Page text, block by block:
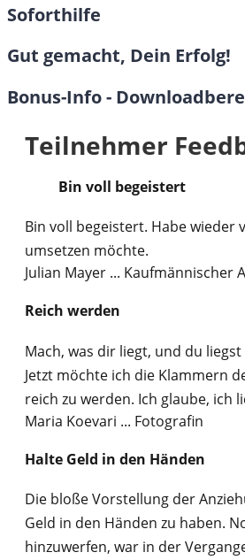
Soforthilfe
Gut gemacht, Dein Erfolg!
Bonus-Info -
Teilnehmer
Bin voll begeistert
Bin voll begeistert. Habe wieder
umsetzen möchte.
Julian Mayer ... Kaufmännischer
Reich werden
Mach, was dir liegt, und du
Jetzt möchte ich die Klammern
reich zu werden. Ich glaube, ich
Maria Koevari ... Fotografin
Halte Geld in den Händen
Die bloße Vorstellung der
Geld in den Händen zu haben.
hinzuwerfen, war in der